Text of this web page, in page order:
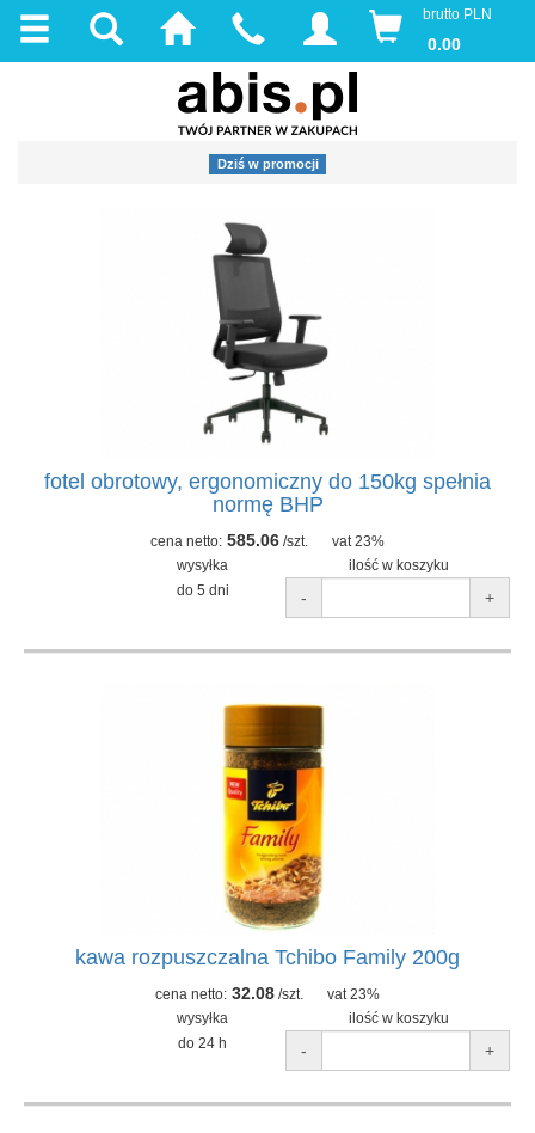
brutto PLN
0.00
Dziś w promocji
fotel obrotowy, ergonomiczny do 150kg spełnia
normę BHP
cena netto: 585.06 /szt.
vat 23%
wysyłka
ilość w koszyku
do 5 dni
- +
kawa rozpuszczalna Tchibo Family 200g
cena netto: 32.08 /szt.
vat 23%
wysyłka
ilość w koszyku
do 24 h
- +